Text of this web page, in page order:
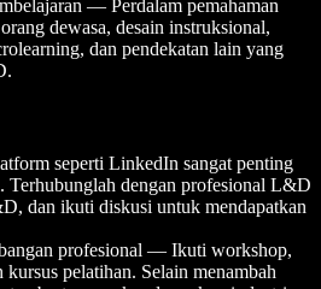
— Perdalam pemahaman
dewasa, desain instruksional,
dan pendekatan lain yang
seperti LinkedIn sangat penting
Terhubunglah dengan profesional L&D
dan ikuti diskusi untuk mendapatkan
profesional — Ikuti workshop,
kursus pelatihan. Selain menambah